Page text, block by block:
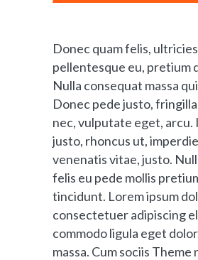
Donec quam felis,
pellentesque eu, pretium
Nulla consequat massa
Donec pede justo,
nec, vulputate eget, arcu.
justo, rhoncus ut,
venenatis vitae, justo.
felis eu pede mollis
tincidunt. Lorem ipsum
consectetuer adipiscing
commodo ligula eget
massa. Cum sociis Theme